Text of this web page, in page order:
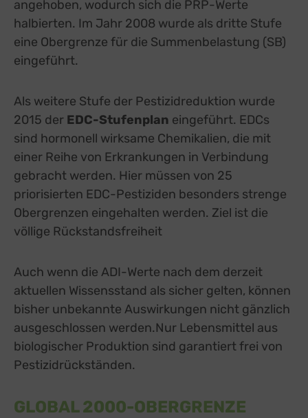
angehoben, wodurch sich die PRP-Werte
halbierten. Im Jahr 2008 wurde als dritte Stufe
eine Obergrenze für die Summenbelastung (SB)
eingeführt.
Als weitere Stufe der Pestizidreduktion wurde
2015 der EDC-Stufenplan eingeführt. EDCs
sind hormonell wirksame Chemikalien, die mit
einer Reihe von Erkrankungen in Verbindung
gebracht werden. Hier müssen von 25
priorisierten EDC-Pestiziden besonders strenge
Obergrenzen eingehalten werden. Ziel ist die
völlige Rückstandsfreiheit
Auch wenn die ADI-Werte nach dem derzeit
aktuellen Wissensstand als sicher gelten, können
bisher unbekannte Auswirkungen nicht gänzlich
ausgeschlossen werden.Nur Lebensmittel aus
biologischer Produktion sind garantiert frei von
Pestizidrückständen.
GLOBAL 2000-OBERGRENZE